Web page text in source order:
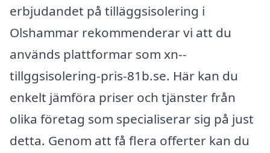
erbjudandet på tilläggsisolering i
Olshammar rekommenderar vi att du
används plattformar som xn--
tillggsisolering-pris-81b.se. Här kan du
enkelt jämföra priser och tjänster från
olika företag som specialiserar sig på just
detta. Genom att få flera offerter kan du